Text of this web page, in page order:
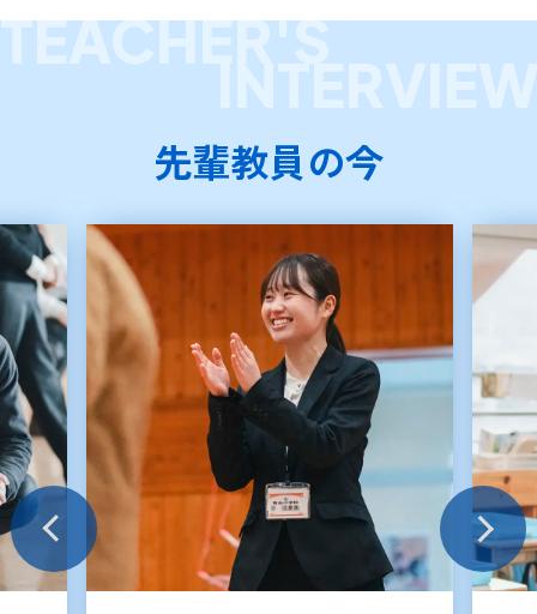
先輩教員 の今
TEACHER'S